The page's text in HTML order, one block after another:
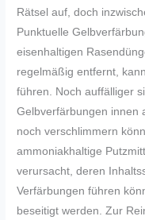
Rätsel auf, doch
Punktuelle
eisenhaltigen
regelmäßig entfernt,
führen. Noch auffälliger
Gelbverfärbungen innen
noch verschlimmern
ammoniakhaltige
verursacht, deren
Verfärbungen führen
beseitigt werden. Zur